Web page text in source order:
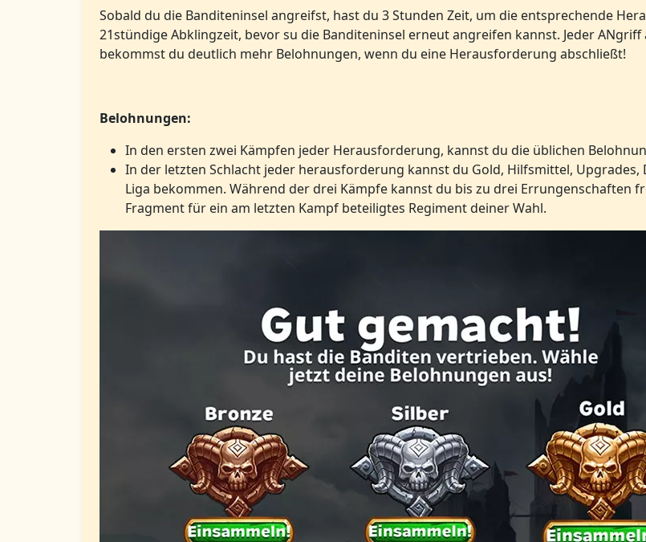
Sobald du die Banditeninsel angreifst, hast du 3 Stunden Zeit, um die entsprechende
21stündige Abklingzeit, bevor su die Banditeninsel erneut angreifen kannst. Jeder
bekommst du deutlich mehr Belohnungen, wenn du eine Herausforderung abschließt!
Belohnungen:
In den ersten zwei Kämpfen jeder Herausforderung, kannst du die üblichen
In der letzten Schlacht jeder herausforderung kannst du Gold, Hilfsmittel,
Liga bekommen. Während der drei Kämpfe kannst du bis zu drei Errungenschaften
Fragment für ein am letzten Kampf beteiligtes Regiment deiner Wahl.